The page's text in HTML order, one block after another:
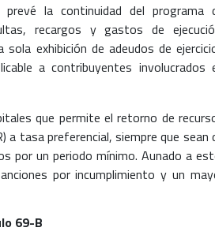
la continuidad del programa
recargos y gastos de
exhibición de adeudos de
a contribuyentes involucrados
que permite el retorno de
a tasa preferencial, siempre que sean
por un periodo mínimo. Aunado a
por incumplimiento y un
69-B